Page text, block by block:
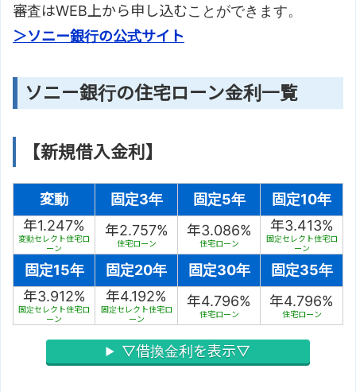
審査はWEB上から申し込むことができます。
＞ソニー銀行の公式サイト
ソニー銀行の住宅ローン金利一覧
【新規借入金利】
変動 固定3年 固定5年
固定10年
年1.247%
変動セレクト住宅ロ
ーン
年2.757%
住宅ローン
年3.086%
住宅ローン
年3.413%
固定セレクト住宅ロ
ーン
固定15年 固定20年 固定30年
固定35年
年3.912%
固定セレクト住宅ロ
ーン
年4.192%
固定セレクト住宅ロ
ーン
年4.796%
住宅ローン
年4.796%
住宅ローン
▽借換金利を表示▽